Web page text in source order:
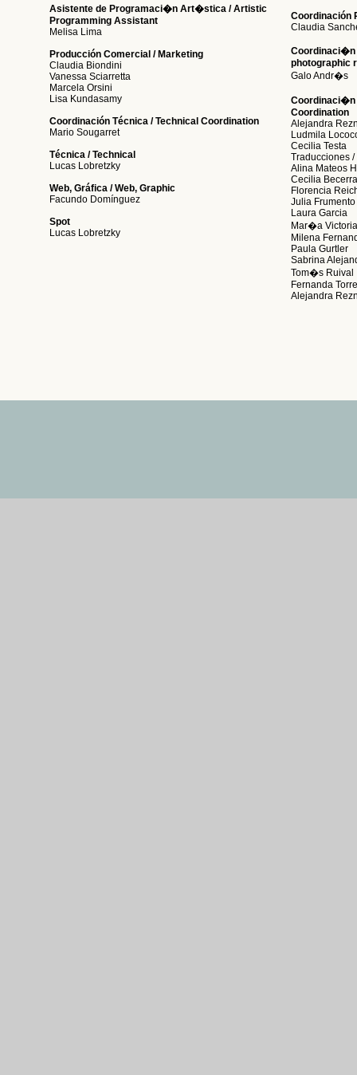
Asistente de Programaci�n Art�stica / Artistic
Programming Assistant
Melisa Lima
Producción Comercial / Marketing
Claudia Biondini
Vanessa Sciarretta
Marcela Orsini
Lisa Kundasamy
Coordinación Técnica / Technical Coordination
Mario Sougarret
Técnica / Technical
Lucas Lobretzky
Web, Gráfica / Web, Graphic
Facundo Domínguez
Spot
Lucas Lobretzky
Coordinación
Claudia
Coordinaci�n
photographic
Galo Andr�s
Coordinaci�n
Coordination
Alejandra
Ludmila
Cecilia Testa
Traducciones
Alina Mateos
Cecilia Becerra
Florencia
Julia Frumento
Laura Garcia
Mar�a
Milena
Paula Gurtler
Sabrina
Tom�s Ruival
Fernanda
Alejandra